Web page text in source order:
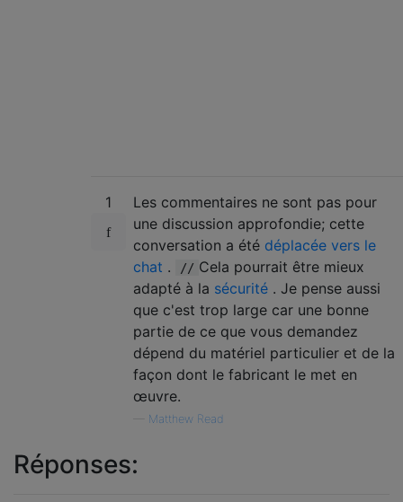
1
Les commentaires ne sont pas pour
une discussion approfondie; cette
conversation a été déplacée vers le
chat . // Cela pourrait être mieux
adapté à la sécurité . Je pense aussi
que c'est trop large car une bonne
partie de ce que vous demandez
dépend du matériel particulier et de la
façon dont le fabricant le met en
œuvre.
Matthew Read
Réponses: